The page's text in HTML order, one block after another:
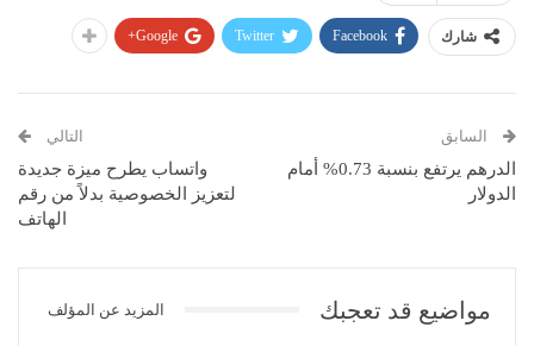
شارك Facebook
Twitter
Google+
السابق
الدرهم يرتفع بنسبة 0.73% أمام
الدولار
التالي
واتساب يطرح ميزة جديدة
لتعزيز الخصوصية بدلاً من رقم
الهاتف
مواضيع قد تعجبك المزيد عن المؤلف